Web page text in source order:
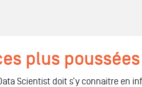
plus poussées
Scientist doit s’y connaitre